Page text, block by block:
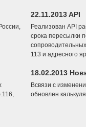
22.11.2013 API
Реализован API
срока пересылки
113 и адресного
18.02.2013
Всвязи с
обновлен